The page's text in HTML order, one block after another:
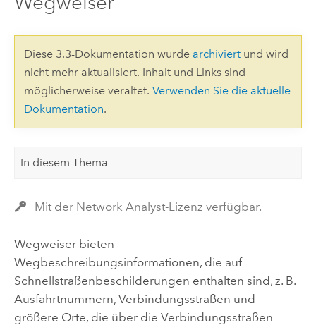
Diese 3.3-Dokumentation wurde archiviertund wird
nicht mehr aktualisiert. Inhalt und Links sind
möglicherweise veraltet. Verwenden Sie die aktuelle
Dokumentation.
In diesem Thema
Mit der Network Analyst-Lizenz verfügbar.
Wegweiser bieten
Wegbeschreibungsinformationen, die auf
Schnellstraßenbeschilderungen enthalten sind, z. B.
Ausfahrtnummern, Verbindungsstraßen und
größere Orte, die über die Verbindungsstraßen